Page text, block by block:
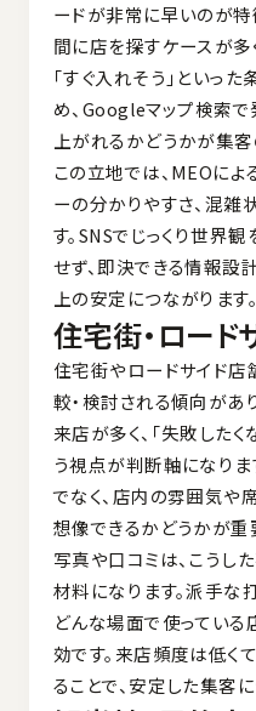
ードが非常に早いのが
間に店を探すケースが多く
「すぐ入れそう」といっ
め、Googleマップ検索
上がれるかどうかが集客
この立地では、MEOに
ーの分かりやすさ、混雑
す。SNSでじっくり世界
せず、即決できる情報設
上の安定につながります。
住宅街・ロード
住宅街やロードサイド店
較・検討される傾向があ
来店が多く、「失敗したく
う視点が判断軸になりま
でなく、店内の雰囲気や
想像できるかどうかが重
写真や口コミは、こうし
材料になります。派手な
どんな場面で使ってい
効です。来店頻度は低く
ることで、安定した集客